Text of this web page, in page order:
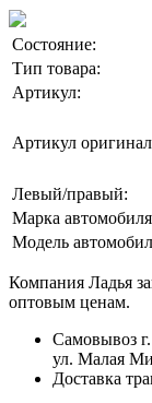
Состояние:
Тип товара:
Артикул:
Артикул
Левый/правый:
Марка
Модель
Компания Ладья
оптовым ценам.
Самовывоз
ул. Малая
Доставка